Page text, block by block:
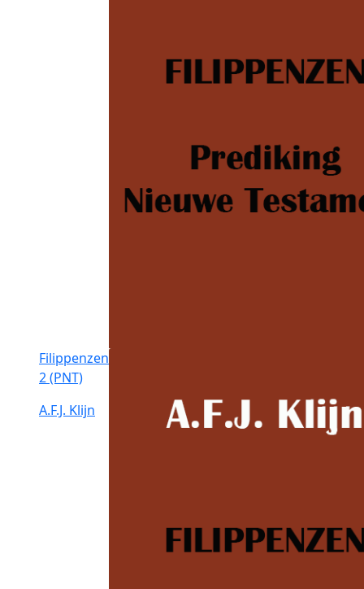
Filippenzen
2 (PNT)
A.F.J. Klijn